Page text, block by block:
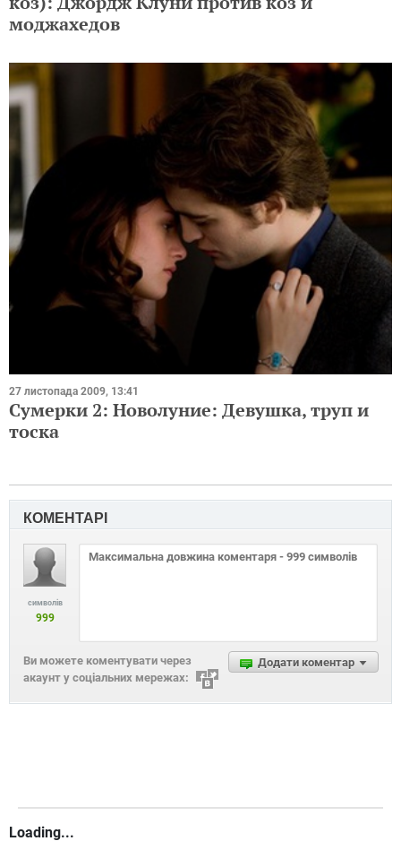
моджахедов
27 листопада 2009, 13:41
Сумерки 2: Новолуние: Девушка, труп и
тоска
КОМЕНТАРІ
символів
999
Додати коментар
Ви можете коментувати через
акаунт у соціальних мережах:
Loading...